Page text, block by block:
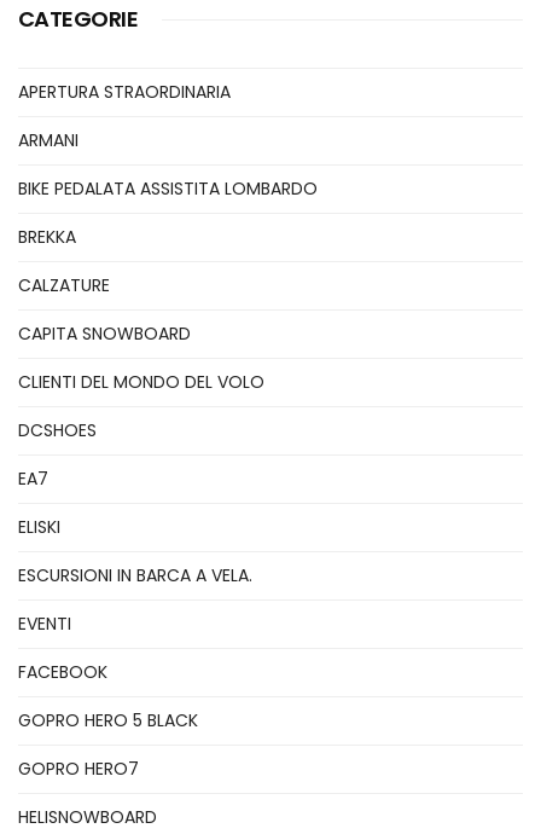
CATEGORIE
APERTURA STRAORDINARIA
ARMANI
BIKE PEDALATA ASSISTITA LOMBARDO
BREKKA
CALZATURE
CAPITA SNOWBOARD
CLIENTI DEL MONDO DEL VOLO
DCSHOES
EA7
ELISKI
ESCURSIONI IN BARCA A VELA.
EVENTI
FACEBOOK
GOPRO HERO 5 BLACK
GOPRO HERO7
HELISNOWBOARD